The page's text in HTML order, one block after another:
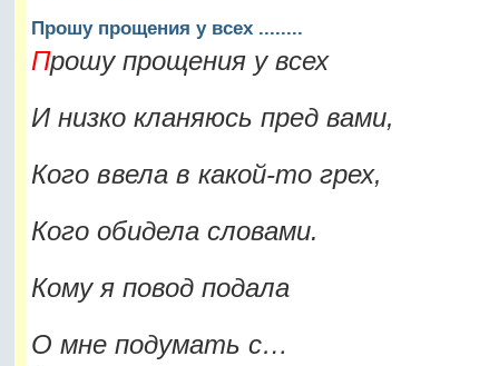
Прошу прощения у всех ........
Прошу прощения у всех
И низко кланяюсь пред вами,
Кого ввела в какой-то грех,
Кого обидела словами.
Кому я повод подала
О мне подумать с…